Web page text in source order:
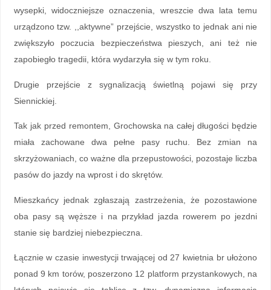
wysepki, widoczniejsze oznaczenia, wreszcie dwa lata temu
urządzono tzw. ,,aktywne” przejście, wszystko to jednak ani nie
zwiększyło poczucia bezpieczeństwa pieszych, ani też nie
zapobiegło tragedii, która wydarzyła się w tym roku.
Drugie przejście z sygnalizacją świetlną pojawi się przy
Siennickiej.
Tak jak przed remontem, Grochowska na całej długości będzie
miała zachowane dwa pełne pasy ruchu. Bez zmian na
skrzyżowaniach, co ważne dla przepustowości, pozostaje liczba
pasów do jazdy na wprost i do skrętów.
Mieszkańcy jednak zgłaszają zastrzeżenia, że pozostawione
oba pasy są węższe i na przykład jazda rowerem po jezdni
stanie się bardziej niebezpieczna.
Łącznie w czasie inwestycji trwającej od 27 kwietnia br ułożono
ponad 9 km torów, poszerzono 12 platform przystankowych, na